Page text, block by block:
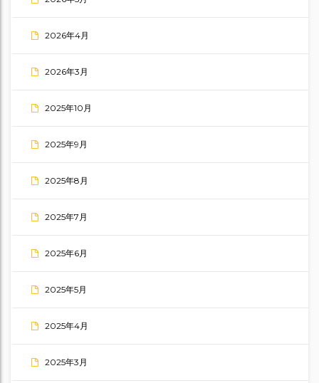
2026年4月
2026年3月
2025年10月
2025年9月
2025年8月
2025年7月
2025年6月
2025年5月
2025年4月
2025年3月